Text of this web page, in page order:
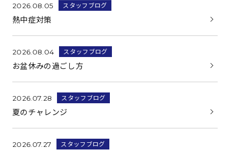
2026.08.05 スタッフブログ
熱中症対策
2026.08.04 スタッフブログ
お盆休みの過ごし方
2026.07.28 スタッフブログ
夏のチャレンジ
2026.07.27 スタッフブログ